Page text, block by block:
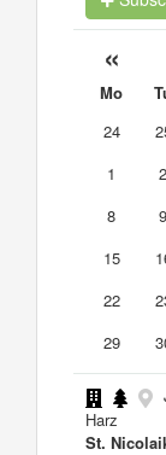
«
Mo
24
1
2
8
9
15
22
29
Harz
St.